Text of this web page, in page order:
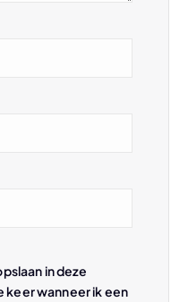
in deze
keer wanneer ik een